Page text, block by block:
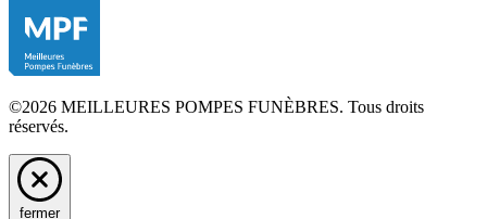
©2026 MEILLEURES POMPES FUNÈBRES. Tous droits
réservés.
fermer